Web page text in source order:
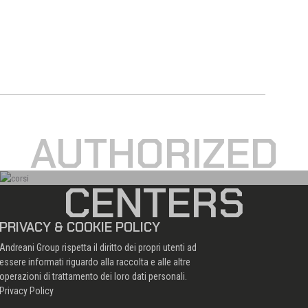
AUTHORIZED
CENTERS
PRIVACY & COOKIE POLICY
Andreani Group rispetta il diritto dei propri utenti ad
essere informati riguardo alla raccolta e alle altre
operazioni di trattamento dei loro dati personali.
Privacy Policy